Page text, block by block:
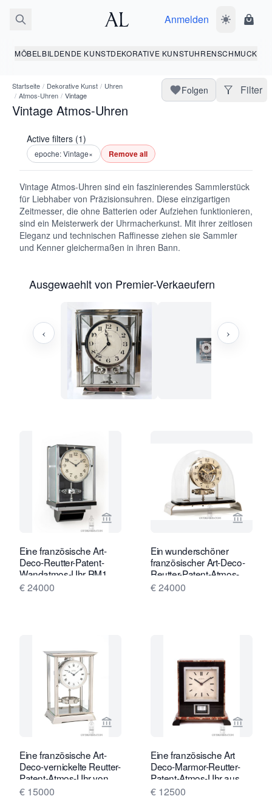
Anmelden
MÖBEL BILDENDE KUNSTDEKORATIVE KUNSTUHRENSCHMUCK
Startseite / Dekorative Kunst / Uhren
/ Atmos-Uhren / Vintage
Vintage Atmos-Uhren
Folgen Filter
Active filters (1)
epoche: Vintage× Remove all
Vintage Atmos-Uhren sind ein faszinierendes Sammlerstück
für Liebhaber von Präzisionsuhren. Diese einzigartigen
Zeitmesser, die ohne Batterien oder Aufziehen funktionieren,
sind ein Meisterwerk der Uhrmacherkunst. Mit ihrer zeitlosen
Eleganz und technischen Raffinesse ziehen sie Sammler
und Kenner gleichermaßen in ihren Bann.
Ausgewaehlt von Premier-Verkaeufern
‹ ›
Verkaeuferseite von Gude & Meis
Eine französische Art-
Deco-Reutter-Patent-
Wandatmos-Uhr RM1,
ca. 1934.
€ 24000
Ein wunderschöner
französischer Art-Deco-
Reutter-Patent-Atmos-
Uhr, Modell P01, ca.
€ 24000
Verkaeuferseite von Gude & Meis
Eine französische Art-
Deco-vernickelte Reutter-
Patent-Atmos-Uhr von
etwa 1933.
€ 15000
Eine französische Art
Deco-Marmor-Reutter-
Patent-Atmos-Uhr aus
dem Jahr 1932.
€ 12500